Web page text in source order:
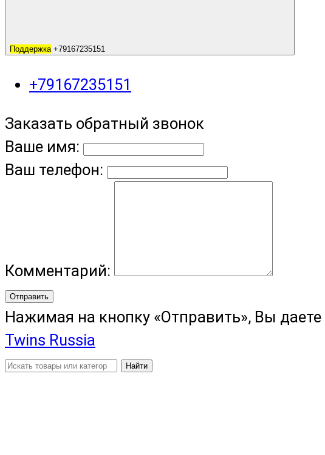
Поддержка +79167235151
+79167235151
Заказать обратный звонок
Ваше имя:
Ваш телефон:
Комментарий:
Отправить
Нажимая на кнопку «Отправить», Вы даете
Twins Russia
Найти